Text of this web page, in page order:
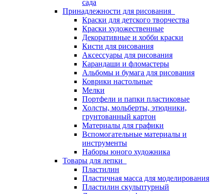
сада
Принадлежности для рисования
Краски для детского творчества
Краски художественные
Декоративные и хобби краски
Кисти для рисования
Аксессуары для рисования
Карандаши и фломастеры
Альбомы и бумага для рисования
Коврики настольные
Мелки
Портфели и папки пластиковые
Холсты, мольберты, этюдники,
грунтованный картон
Материалы для графики
Вспомогательные материалы и
инструменты
Наборы юного художника
Товары для лепки
Пластилин
Пластичная масса для моделирования
Пластилин скульптурный